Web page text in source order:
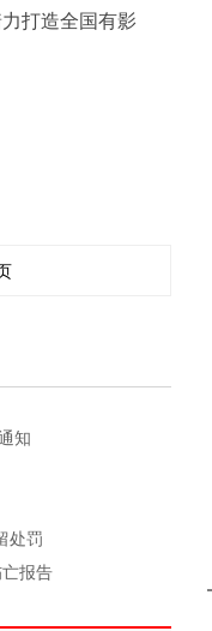
打造全国有影
知
处罚
报告